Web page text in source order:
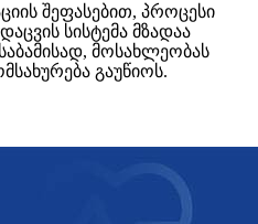
შეფასებით, პროცესი
სისტემა მზადაა
მოსახლეობას
გაუწიოს.